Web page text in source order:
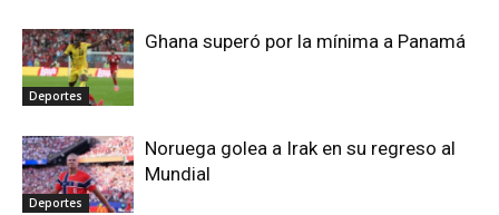
Deportes
Ghana superó por la mínima a Panamá
Deportes
Noruega golea a Irak en su regreso al
Mundial